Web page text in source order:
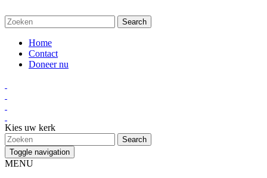
Home
Contact
Doneer nu
Kies uw kerk
Toggle navigation
MENU